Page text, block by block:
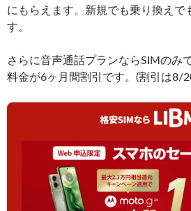
にもらえます。新規でも乗り換えで
す。
さらに音声通話プランならSIMのみ
料金が6ヶ月間割引です。(割引は8/